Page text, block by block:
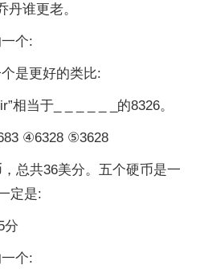
丹谁更老。
个:
是更好的类比:
相当于_ _ _ _ _ _的8326。
④6328 ⑤3628
总共36美分。五个硬币是一
定是:
个: